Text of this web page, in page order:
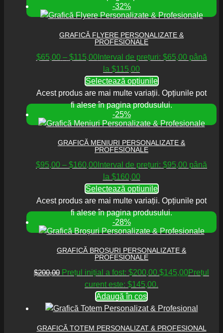
-32%
GRAFICĂ FLYERE PERSONALIZATE &
PROFESIONALE
$65,00 – $115,00Interval de prețuri: $65,00 până
la $115,00
Selectează opțiunile
Acest produs are mai multe variații. Opțiunile pot
fi alese în pagina produsului.
-25%
GRAFICĂ MENIURI PERSONALIZATE &
PROFESIONALE
$95,00 – $160,00 Interval de prețuri: $95,00 până
la $160,00
Selectează opțiunile
Acest produs are mai multe variații. Opțiunile pot
fi alese în pagina produsului.
-28%
GRAFICĂ BROȘURI PERSONALIZATE &
PROFESIONALE
$200,00 Prețul inițial a fost: $200,00.$145,00Prețul
curent este: $145,00.
Adaugă în coș
GRAFICĂ TOTEM PERSONALIZAT & PROFESIONAL